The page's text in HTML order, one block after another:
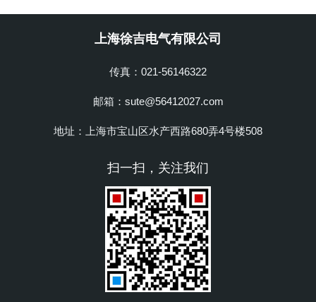
上海徐吉电气有限公司
传真：021-56146322
邮箱：sute@56412027.com
地址：上海市宝山区水产西路680弄4号楼508
扫一扫，关注我们